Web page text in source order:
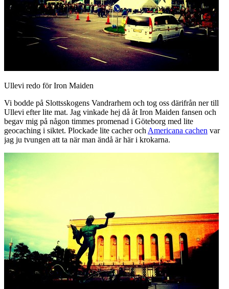
Ullevi redo för Iron Maiden
Vi bodde på Slottsskogens Vandrarhem och tog oss därifrån ner till
Ullevi efter lite mat. Jag vinkade hej då åt Iron Maiden fansen och
begav mig på någon timmes promenad i Göteborg med lite
geocaching i siktet. Plockade lite cacher och Americana cachen var
jag ju tvungen att ta när man ändå är här i krokarna.